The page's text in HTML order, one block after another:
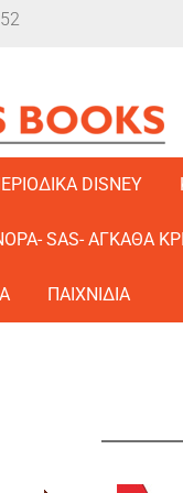
DISNEY
SAS- ΑΓΚΑΘΑ
ΠΑΙΧΝΙΔΙΑ